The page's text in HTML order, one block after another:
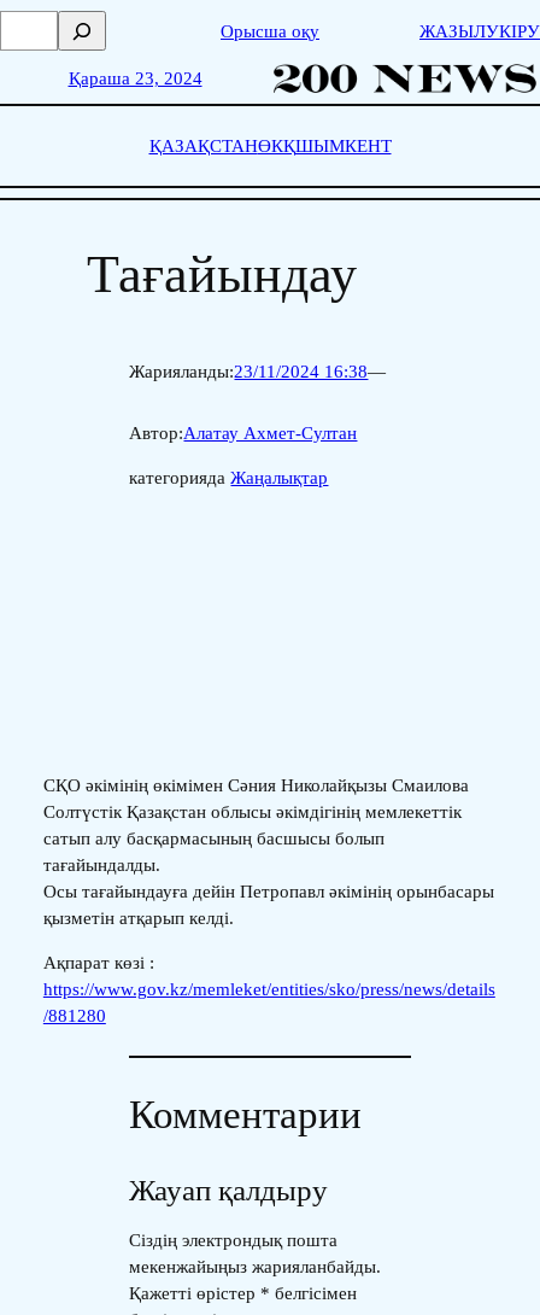
Skip
о
с
Орысша оқу ЖАЗЫЛУКІРУ
Қараша 23, 2024
ҚАЗАҚСТАНӨКҚШЫМКЕНТ
Тағайындау
Жарияланды:23/11/2024 16:38—
Автор:Алатау Ахмет-Султан
категориядаЖаңалықтар
СҚО әкімінің өкімімен Сәния Николайқызы Смаилова
Солтүстік Қазақстан облысы әкімдігінің мемлекеттік
сатып алу басқармасының басшысы болып
тағайындалды.
Осы тағайындауға дейін Петропавл әкімінің орынбасары
қызметін атқарып келді.
Ақпарат көзі :
https://www.gov.kz/memleket/entities/sko/press/news/details
/881280
Комментарии
Жауап қалдыру
Сіздің электрондық пошта
мекенжайыңыз жарияланбайды.
Қажетті өрістер * белгісімен